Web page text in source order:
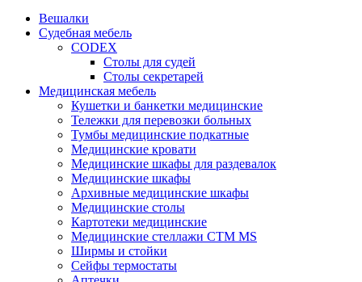
Вешалки
Судебная мебель
CODEX
Столы для судей
Столы секретарей
Медицинская мебель
Кушетки и банкетки медицинские
Тележки для перевозки больных
Тумбы медицинские подкатные
Медицинские кровати
Медицинские шкафы для раздевалок
Медицинские шкафы
Архивные медицинские шкафы
Медицинские столы
Картотеки медицинские
Медицинские стеллажи CTM MS
Ширмы и стойки
Сейфы термостаты